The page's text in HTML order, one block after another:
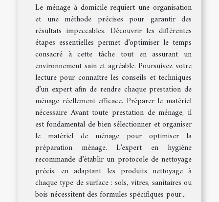
Le ménage à domicile requiert une organisation
et une méthode précises pour garantir des
résultats impeccables. Découvrir les différentes
étapes essentielles permet d’optimiser le temps
consacré à cette tâche tout en assurant un
environnement sain et agréable. Poursuivez votre
lecture pour connaître les conseils et techniques
d’un expert afin de rendre chaque prestation de
ménage réellement efficace. Préparer le matériel
nécessaire Avant toute prestation de ménage, il
est fondamental de bien sélectionner et organiser
le matériel de ménage pour optimiser la
préparation ménage. L’expert en hygiène
recommande d’établir un protocole de nettoyage
précis, en adaptant les produits nettoyage à
chaque type de surface : sols, vitres, sanitaires ou
bois nécessitent des formules spécifiques pour...